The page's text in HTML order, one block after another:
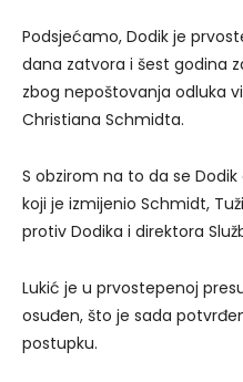
Podsjećamo, Dodik je
dana zatvora i šest godina
zbog nepoštovanja odluka
Christiana Schmidta.
S obzirom na to da se Dodik
koji je izmijenio Schmidt,
protiv Dodika i direktora
Lukić je u prvostepenoj
osuđen, što je sada
postupku.